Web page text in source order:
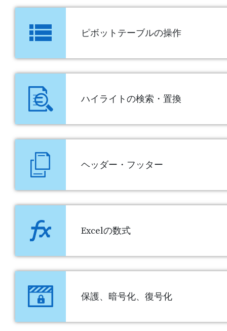
ピボットテーブルの操作
ハイライトの検索・置換
ヘッダー・フッター
Excelの数式
保護、暗号化、復号化